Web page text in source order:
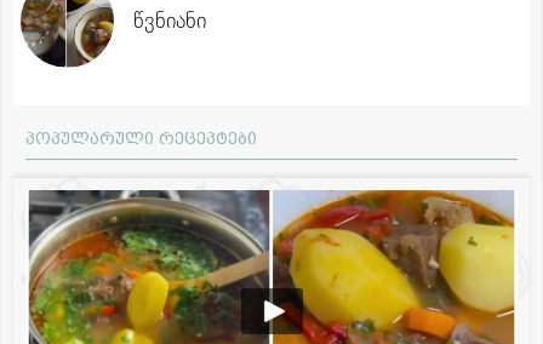
წვნიანი
პოპულარული რეცეპტები